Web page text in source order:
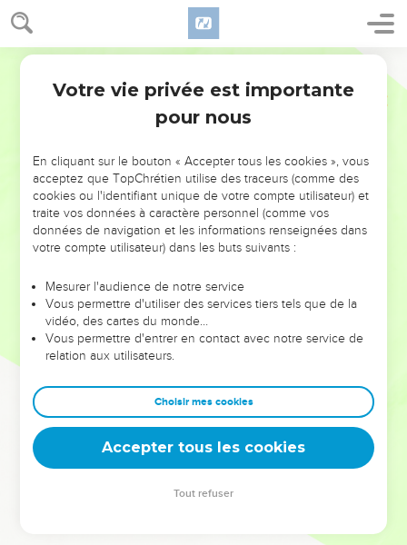
NE MANQUEZ PAS L’ÉVÉNEMENT
DE L’ANNÉE !
ET SI LEURS ERREURS POUVAIENT VOUS ÉVITER LES
VOTRES ?
leur foi ou leur vision. Mais on voit moins les doutes, les erreurs
et les saisons difficiles qu'ils ont traversés, alors même que ce
sont elles qui les ont façonnés.
Dans cette conférence, leaders, entrepreneurs, et responsables
clés pour avancer avec plus de sagesse afin que leurs erreurs
deviennent vos tremplins. Que vous guidiez un ministère, une
équipe, un groupe ou une famille, leur expérience est faite
Votre vie privée est importante
pour nous
En cliquant sur le bouton « Accepter tous les cookies », vous
acceptez que TopChrétien utilise des traceurs (comme des
cookies ou l'identifiant unique de votre compte utilisateur) et
traite vos données à caractère personnel (comme vos
données de navigation et les informations renseignées dans
votre compte utilisateur) dans les buts suivants :
Mesurer l'audience de notre service
Vous permettre d'utiliser des services tiers tels que de la
vidéo, des cartes du monde…
Vous permettre d'entrer en contact avec notre service de
relation aux utilisateurs.
Choisir mes cookies
Accepter tous les cookies
Tout refuser